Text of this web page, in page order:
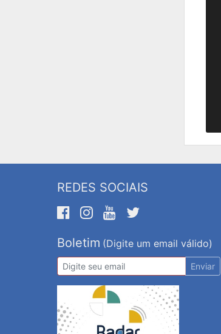
REDES SOCIAIS
Boletim (Digite um email válido)
Enviar